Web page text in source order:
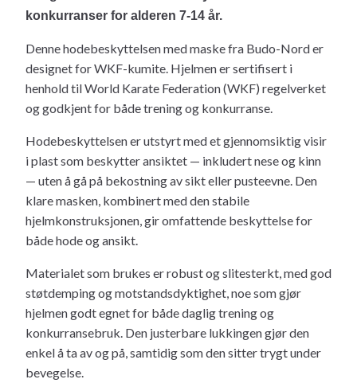
konkurranser for alderen 7-14 år.
Denne hodebeskyttelsen med maske fra Budo-Nord er
designet for WKF-kumite. Hjelmen er sertifisert i
henhold til World Karate Federation (WKF) regelverket
og godkjent for både trening og konkurranse.
Hodebeskyttelsen er utstyrt med et gjennomsiktig visir
i plast som beskytter ansiktet — inkludert nese og kinn
— uten å gå på bekostning av sikt eller pusteevne. Den
klare masken, kombinert med den stabile
hjelmkonstruksjonen, gir omfattende beskyttelse for
både hode og ansikt.
Materialet som brukes er robust og slitesterkt, med god
støtdemping og motstandsdyktighet, noe som gjør
hjelmen godt egnet for både daglig trening og
konkurransebruk. Den justerbare lukkingen gjør den
enkel å ta av og på, samtidig som den sitter trygt under
bevegelse.